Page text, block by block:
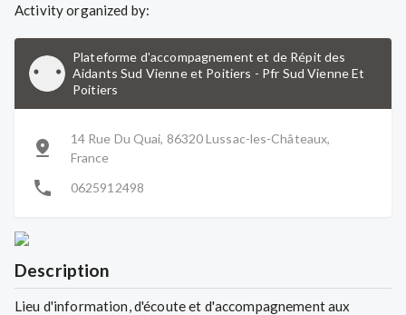
Description
Lieu d'information, d'écoute et d'accompagnement aux
Activity organized by:
Plateforme d'accompagnement et de Répit des
Aidants Sud Vienne et Poitiers - Pfr Sud Vienne Et
Poitiers
14 Rue Du Quai, 86320 Lussac-les-Châteaux,
France
0625912498